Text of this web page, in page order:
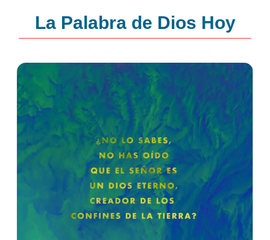
La Palabra de Dios Hoy